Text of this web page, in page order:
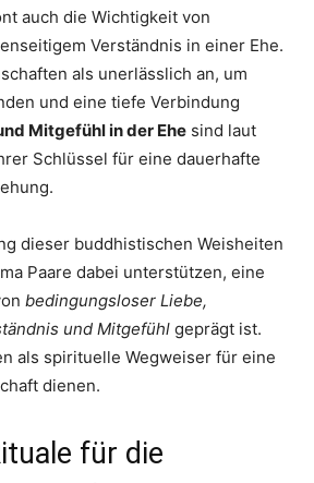
auch die Wichtigkeit von
Verständnis in einer Ehe.
als unerlässlich an, um
und eine tiefe Verbindung
Mitgefühl in der Ehe sind laut
Schlüssel für eine dauerhafte
dieser buddhistischen Weisheiten
Paare dabei unterstützen, eine
bedingungsloser Liebe,
und Mitgefühl geprägt ist.
als spirituelle Wegweiser für eine
dienen.
für die